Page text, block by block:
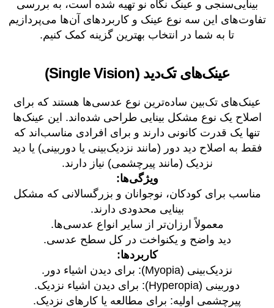
بینایی‌سنجی و عینک نگاه نو تهیه شده است، به بررسی
تفاوت‌های این سه نوع عینک و کاربردهای آن‌ها می‌پردازیم
تا به شما در انتخاب بهترین گزینه کمک کنیم.
عینک‌های تک‌دید (Single Vision)
عینک‌های تک‌بین ساده‌ترین نوع عدسی‌ها هستند که برای
اصلاح یک نوع مشکل بینایی طراحی شده‌اند. این عینک‌ها
تنها یک قدرت کانونی دارند و برای افرادی مناسب‌اند که
فقط به اصلاح دید دور (مانند نزدیک‌بینی یا دوربینی) یا دید
نزدیک (مانند پیرچشمی) نیاز دارند.
ویژگی‌ها:
مناسب برای کودکان، نوجوانان و بزرگسالانی که مشکل
بینایی محدودی دارند.
معمولاً ارزان‌تر از سایر انواع عدسی‌ها.
دید واضح و یکنواخت در کل سطح عدسی.
کاربردها:
نزدیک‌بینی (Myopia): برای دیدن اشیاء دور.
دوربینی (Hyperopia): برای دیدن اشیاء نزدیک.
پیرچشمی اولیه: برای مطالعه یا کارهای نزدیک.